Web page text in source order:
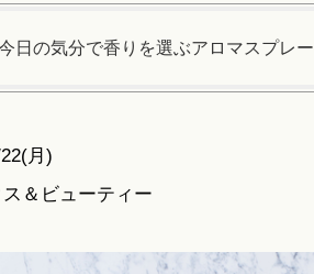
日の気分で香りを選ぶアロマスプレ
月)
＆ビューティー